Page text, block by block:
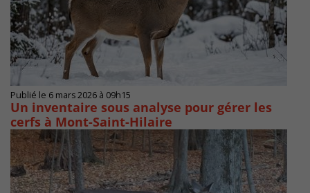
Publié le 6 mars 2026 à 09h15
Un inventaire sous analyse pour gérer les
cerfs à Mont-Saint-Hilaire